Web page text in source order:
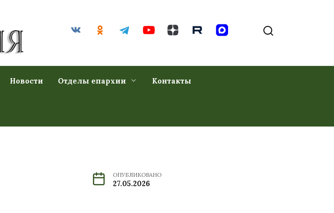
Новости Отделы епархии Контакты
ОПУБЛИКОВАНО
27.05.2026